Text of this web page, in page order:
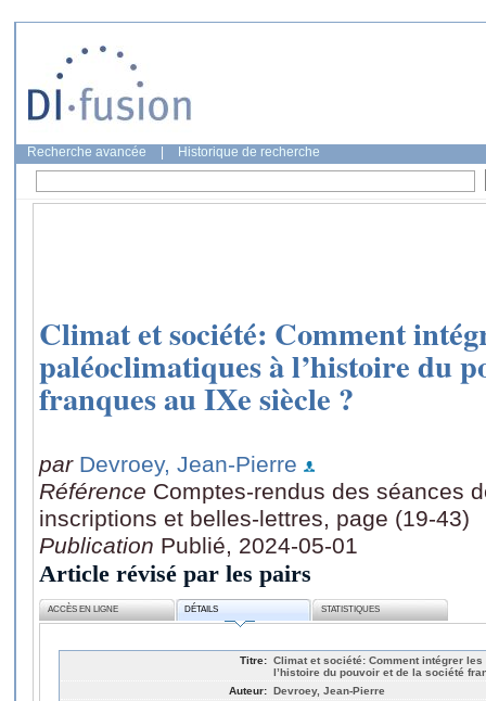
Recherche avancée Historique de recherche
Climat et société: Comment
paléoclimatiques à l’histoire du
franques au IXe siècle ?
par Devroey, Jean-Pierre
Référence Comptes-rendus des séances
inscriptions et belles-lettres, page (19-43)
Publication Publié, 2024-05-01
Article révisé par les pairs
ACCÈS EN LIGNE DÉTAILS STATISTIQUES
Titre: Climat et société: Comment intégrer
l’histoire du pouvoir et de la société
Auteur: Devroey, Jean-Pierre